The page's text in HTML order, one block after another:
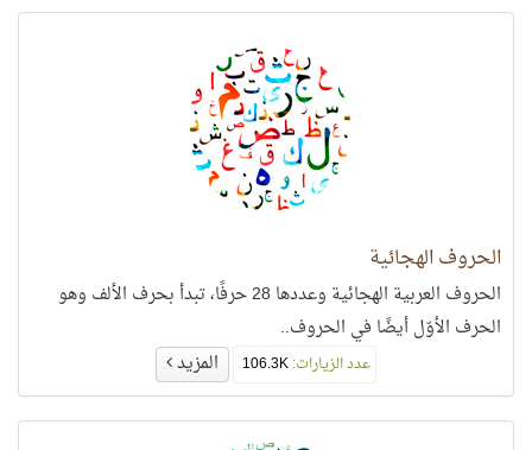
الحروف الهجائية
الحروف العربية الهجائية وعددها 28 حرفًا، تبدأ بحرف الألف وهو
الحرف الأوّل أيضًا في الحروف..
عدد الزيارات: المزيد